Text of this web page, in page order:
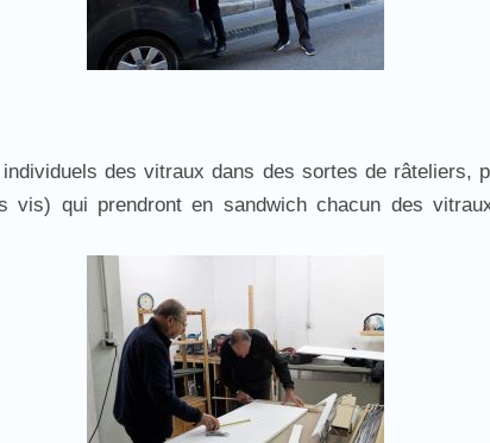
des vitraux dans des sortes de râteliers,
vis) qui prendront en sandwich chacun des